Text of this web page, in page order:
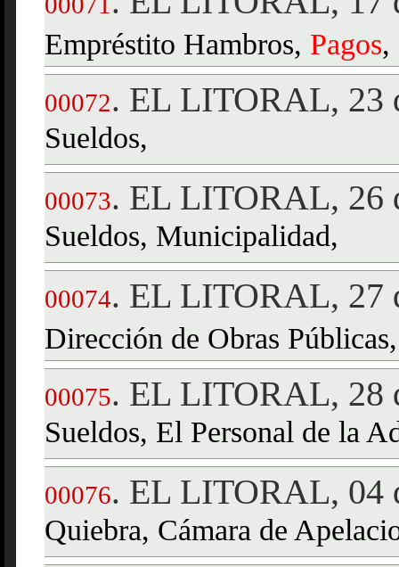
Empréstito Hambros, Pagos,
00072. EL LITORAL, 23
Sueldos,
00073. EL LITORAL, 26
Sueldos, Municipalidad,
00074. EL LITORAL, 27
Dirección de Obras
00075. EL LITORAL, 28
Sueldos, El Personal de la
00076. EL LITORAL, 04
Quiebra, Cámara de